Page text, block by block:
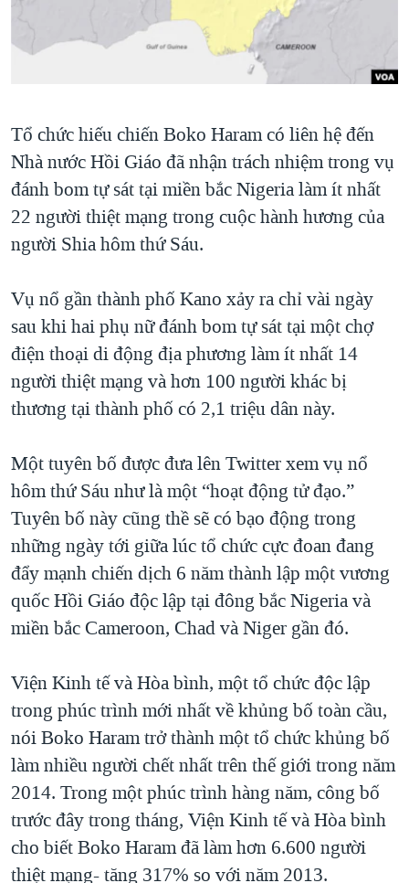
NGƯỜI VIỆT HẢI NGOẠI
ĐỜI SỐNG
VĂN HOÁ
THỂ THAO
GIÁO DỤC
HÀNH TRÌNH BẦU CỬ 2024
MỘT NĂM CHIẾN TRANH TẠI DẢI GAZA
NGÀY TỊ NẠN THẾ GIỚI
TRỊNH VĨNH BÌNH - NGƯỜI HẠ 'BÊN THẮNG CUỘC'
GROUND ZERO – XƯA VÀ NAY
CHI PHÍ CHIẾN TRANH AFGHANISTAN
THƯỢNG ĐỈNH TRUMP-KIM TẠI VIỆT NAM
TRỊNH VĨNH BÌNH VS. CHÍNH PHỦ VIỆT NAM
NGƯ DÂN VIỆT VÀ LÀN SÓNG TRỘM HẢI SÂM
BÊN KIA QUỐC LỘ: TIẾNG VỌNG TỪ NÔNG THÔN MỸ
NGHE
Ngôn ngữ khác
Tổ chức hiếu chiến Boko Haram có liên hệ đến
Nhà nước Hồi Giáo đã nhận trách nhiệm trong vụ
đánh bom tự sát tại miền bắc Nigeria làm ít nhất
22 người thiệt mạng trong cuộc hành hương của
người Shia hôm thứ Sáu.
Vụ nổ gần thành phố Kano xảy ra chỉ vài ngày
sau khi hai phụ nữ đánh bom tự sát tại một chợ
điện thoại di động địa phương làm ít nhất 14
người thiệt mạng và hơn 100 người khác bị
thương tại thành phố có 2,1 triệu dân này.
Một tuyên bố được đưa lên Twitter xem vụ nổ
hôm thứ Sáu như là một “hoạt động tử đạo.”
Tuyên bố này cũng thề sẽ có bạo động trong
những ngày tới giữa lúc tổ chức cực đoan đang
đẩy mạnh chiến dịch 6 năm thành lập một vương
quốc Hồi Giáo độc lập tại đông bắc Nigeria và
miền bắc Cameroon, Chad và Niger gần đó.
Viện Kinh tế và Hòa bình, một tổ chức độc lập
trong phúc trình mới nhất về khủng bố toàn cầu,
nói Boko Haram trở thành một tổ chức khủng bố
làm nhiều người chết nhất trên thế giới trong năm
2014. Trong một phúc trình hàng năm, công bố
trước đây trong tháng, Viện Kinh tế và Hòa bình
cho biết Boko Haram đã làm hơn 6.600 người
thiệt mạng- tăng 317% so với năm 2013.